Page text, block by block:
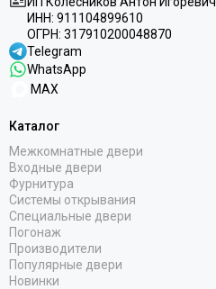
ИНН: 911104899610
ОГРН: 317910200048870
Telegram
WhatsApp
MAX
Каталог
Межкомнатные двери
Входные двери
Фурнитура
Системы открывания
Специальные двери
Погонаж
Производители
Популярные двери
Новинки